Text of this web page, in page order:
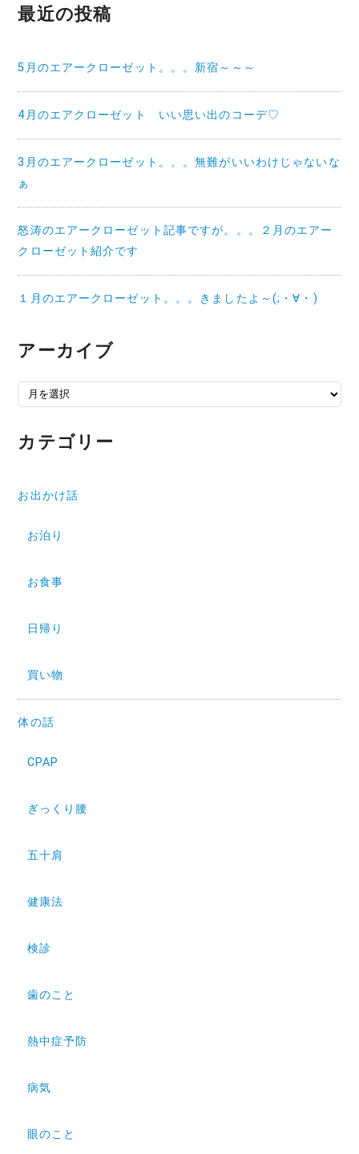
最近の投稿
5月のエアークローゼット。。。新宿～～～
4月のエアクローゼット いい思い出のコーデ♡
3月のエアークローゼット。。。無難がいいわけじゃないな
ぁ
怒涛のエアークローゼット記事ですが。。。２月のエアー
クローゼット紹介です
１月のエアークローゼット。。。きましたよ～(;・∀・)
アーカイブ
アーカイブ
カテゴリー
お出かけ話
お泊り
お食事
日帰り
買い物
体の話
CPAP
ぎっくり腰
五十肩
健康法
検診
歯のこと
熱中症予防
病気
眼のこと